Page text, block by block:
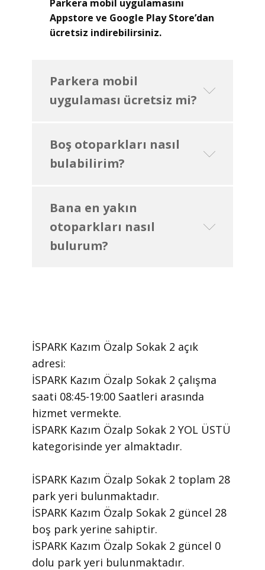
Parkera mobil uygulamasını
Appstore ve Google Play Store’dan
ücretsiz indirebilirsiniz.
Parkera mobil
uygulaması ücretsiz mi?
Boş otoparkları nasıl
bulabilirim?
Bana en yakın
otoparkları nasıl
bulurum?
İSPARK Kazım Özalp Sokak 2 ​açık
adresi:
İSPARK Kazım Özalp Sokak 2 ​çalışma
saati 08:45-19:00 Saatleri arasında ​
hizmet vermekte.
​İSPARK Kazım Özalp Sokak 2 YOL ÜSTÜ
kategorisinde yer almaktadır.
İSPARK Kazım Özalp Sokak 2 toplam 28
park yeri bulunmaktadır.
İSPARK Kazım Özalp Sokak 2 güncel 28
boş park yerine sahiptir.
İSPARK Kazım Özalp Sokak 2 güncel 0
dolu park yeri bulunmaktadır.